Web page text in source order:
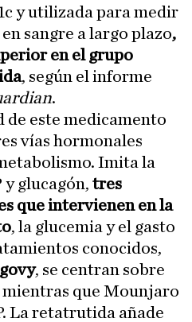
y utilizada para medir
sangre a largo plazo,
en el grupo
, según el informe
.
este medicamento
vías hormonales
Imita la
y glucagón, tres
que intervienen en la
, la glucemia y el gasto
conocidos,
, se centran sobre
mientras que Mounjaro
La retatrutida añade